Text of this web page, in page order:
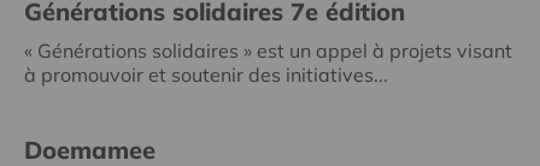
Générations solidaires 7e édition
« Générations solidaires » est un appel à projets visant
à promouvoir et soutenir des initiatives...
Doemamee